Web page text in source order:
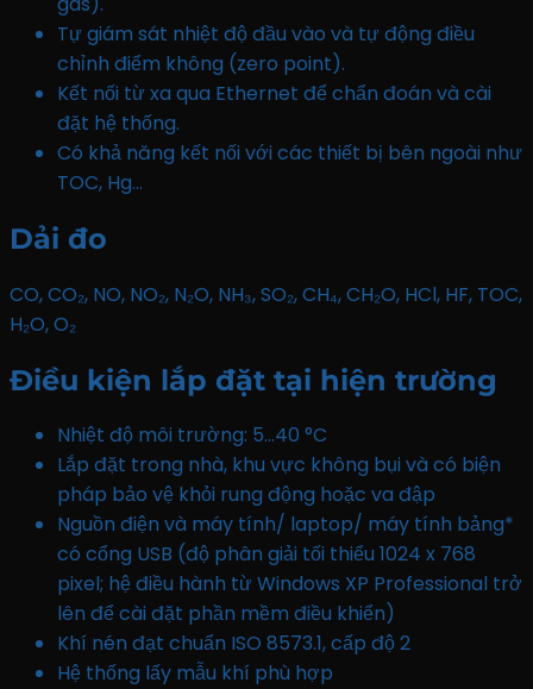
Tự giám sát nhiệt độ đầu vào và tự động điều
chỉnh điểm không (zero point).
Kết nối từ xa qua Ethernet để chẩn đoán và cài
đặt hệ thống.
Có khả năng kết nối với các thiết bị bên ngoài như
TOC, Hg…
Dải đo
CO, CO₂, NO, NO₂, N₂O, NH₃, SO₂, CH₄, CH₂O, HCl, HF, TOC,
H₂O, O₂
Điều kiện lắp đặt tại hiện trường
Nhiệt độ môi trường: 5…40 °C
Lắp đặt trong nhà, khu vực không bụi và có biện
pháp bảo vệ khỏi rung động hoặc va đập
Nguồn điện và máy tính/ laptop/ máy tính bảng*
có cổng USB (độ phân giải tối thiểu 1024 x 768
pixel; hệ điều hành từ Windows XP Professional trở
lên để cài đặt phần mềm điều khiển)
Khí nén đạt chuẩn ISO 8573.1, cấp độ 2
Hệ thống lấy mẫu khí phù hợp